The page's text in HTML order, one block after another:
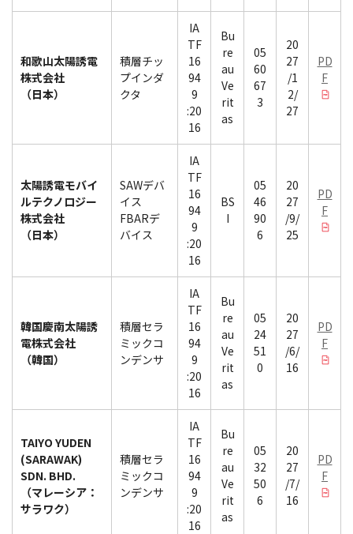
和歌山太陽誘電
株式会社
（日本）
積層チッ
プインダ
クタ
IA
TF
16
94
9
:20
16
Bu
re
au
Ve
rit
as
05
60
67
3
20
27
/1
2/
27
PD
F
太陽誘電モバイ
ルテクノロジー
株式会社
（日本）
SAWデバ
イス
FBARデ
バイス
IA
TF
16
94
9
:20
16
BS
I
05
46
90
6
20
27
/9/
25
PD
F
韓国慶南太陽誘
電株式会社
（韓国）
積層セラ
ミックコ
ンデンサ
IA
TF
16
94
9
:20
16
Bu
re
au
Ve
rit
as
05
24
51
0
20
27
/6/
16
PD
F
TAIYO YUDEN
(SARAWAK)
SDN. BHD.
（マレーシア：
サラワク）
積層セラ
ミックコ
ンデンサ
IA
TF
16
94
9
:20
16
Bu
re
au
Ve
rit
as
05
32
50
6
20
27
/7/
16
PD
F